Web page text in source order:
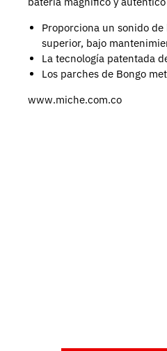
Proporciona un sonido
superior, bajo
La tecnología patentada
Los parches de Bongo
www.miche.com.co